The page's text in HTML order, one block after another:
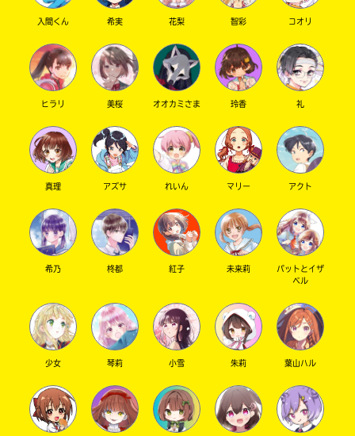
キーワードから探す
オフィシャルアカウント
SNSでシェアする
入間くん 希実 花梨 智彩 コオリ
ヒラリ 美桜 オオカミさま 玲香 礼
真理 アズサ れいん マリー アクト
希乃 柊都 紅子 未来莉
パットとイザ
ベル
少女 琴莉 小雪 朱莉 葉山ハル